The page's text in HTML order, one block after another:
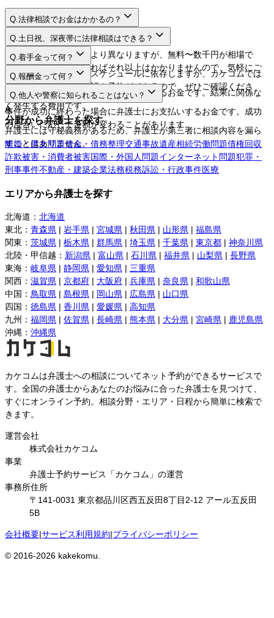
Q. 法律相談でお金はかかるの？
A.
法律相談料は弁護士により異なりますが、無料〜数千円が相場で
す。相談するだけであればそれ以上はかかりませんので、気軽にご
利用してください。
Q. 土日祝、深夜帯に法律相談はできる？
A.
日程や時間は弁護士のスケジュールに依存しますが、カケコムでは
ネットから空き枠の確認や予約ができるので、ぜひご確認くださ
い。
Q. 着手金って何？
A.
弁護士に事件を依頼する際にお支払いするお金です。結果に関係な
く発生する費用です。
Q. 報酬金って何？
A.
事件が成功に終わった場合に弁護士にお支払いするお金です。成功
の度合いに応じて金額が変わることがあります。
Q. 他人や警察に知られることはない？
A.
弁護士には守秘義務があるため、弁護士が第三者に相談内容を漏ら
すことはありません。
分野から弁護士を探す
離婚・男女問題借金・債務整理交通事故遺産相続労働問題債権回収
詐欺被害・消費者被害国際・外国人問題インターネット問題犯罪・
刑事事件不動産・建築企業法務税務訴訟・行政事件医療
エリアから弁護士を探す
北海道 ： 北海道
東北 ： 青森県 | 岩手県 | 宮城県 | 秋田県 | 山形県 | 福島県
関東 ： 茨城県 | 栃木県 | 群馬県 | 埼玉県 | 千葉県 | 東京都 | 神奈川県
北陸・甲信越 ： 新潟県 | 富山県 | 石川県 | 福井県 | 山梨県 | 長野県
東海 ： 岐阜県 | 静岡県 | 愛知県 | 三重県
関西 ： 滋賀県 | 京都府 | 大阪府 | 兵庫県 | 奈良県 | 和歌山県
中国 ： 鳥取県 | 島根県 | 岡山県 | 広島県 | 山口県
四国 ： 徳島県 | 香川県 | 愛媛県 | 高知県
九州 ： 福岡県 | 佐賀県 | 長崎県 | 熊本県 | 大分県 | 宮崎県 | 鹿児島県
沖縄 ： 沖縄県
カケコムは弁護士への相談についてネット予約ができるサービスで
す。全国の弁護士からあなたのお悩みに合った弁護士を見つけて、
すぐにオンライン予約。相談分野・エリア・日程から簡単に検索で
きます。
運営会社
株式会社カケコム
事業
弁護士予約サービス「カケコム」の運営
事務所住所
〒141-0031 東京都品川区西五反田8丁目2-12 アール五反田
5B
会社概要|サービス利用規約|プライバシーポリシー
© 2016-2026 kakekomu.